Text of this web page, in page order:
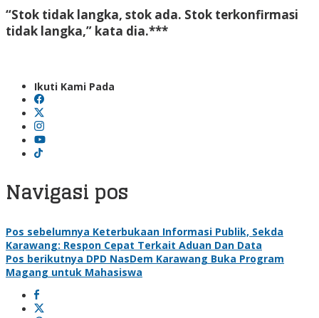
“Stok tidak langka, stok ada. Stok terkonfirmasi
tidak langka,” kata dia.***
Ikuti Kami Pada
Navigasi pos
Pos sebelumnya Keterbukaan Informasi Publik, Sekda
Karawang: Respon Cepat Terkait Aduan Dan Data
Pos berikutnya DPD NasDem Karawang Buka Program
Magang untuk Mahasiswa